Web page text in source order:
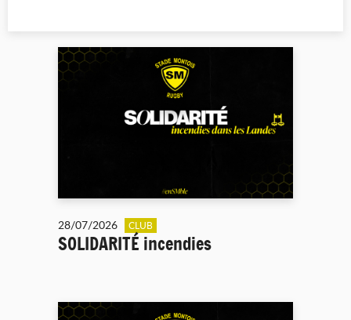
28/07/2026 CLUB
SOLIDARITÉ incendies